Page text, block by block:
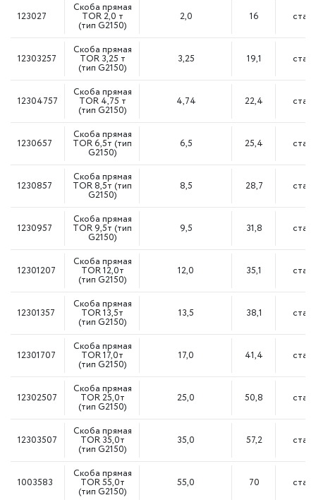
123027
Скоба прямая
TOR 2,0 т
(тип G2150)
2,0 16 сталь
12303257
Скоба прямая
TOR 3,25 т
(тип G2150)
3,25 19,1 сталь
12304757
Скоба прямая
TOR 4,75 т
(тип G2150)
4,74 22,4 сталь
1230657
Скоба прямая
TOR 6,5т (тип
G2150)
6,5 25,4 сталь
1230857
Скоба прямая
TOR 8,5т (тип
G2150)
8,5 28,7 сталь
1230957
Скоба прямая
TOR 9,5т (тип
G2150)
9,5 31,8 сталь
12301207
Скоба прямая
TOR 12,0т
(тип G2150)
12,0 35,1 сталь
12301357
Скоба прямая
TOR 13,5т
(тип G2150)
13,5 38,1 сталь
12301707
Скоба прямая
TOR 17,0т
(тип G2150)
17,0 41,4 сталь
12302507
Скоба прямая
TOR 25,0т
(тип G2150)
25,0 50,8 сталь
12303507
Скоба прямая
TOR 35,0т
(тип G2150)
35,0 57,2 сталь
1003583
Скоба прямая
TOR 55,0т
(тип G2150)
55,0 70 сталь